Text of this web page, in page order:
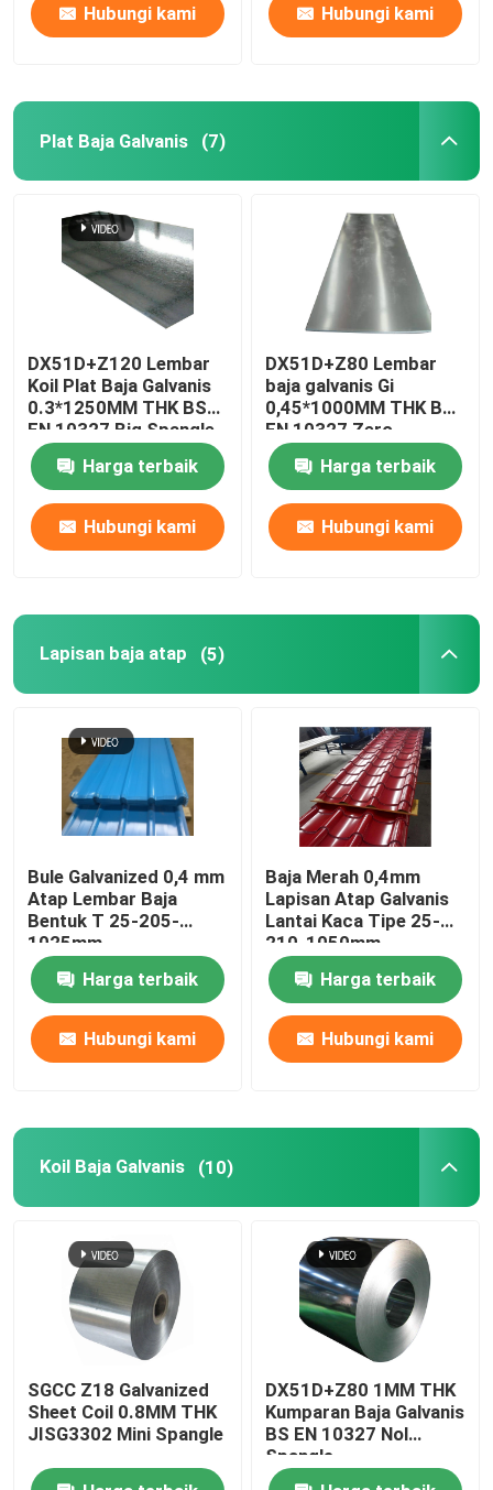
Hubungi kami Hubungi kami
Plat Baja Galvanis (7)
DX51D+Z120 Lembar
Koil Plat Baja Galvanis
0.3*1250MM THK BS
EN 10327 Big Spangle
Harga terbaik
Hubungi kami
DX51D+Z80 Lembar
baja galvanis Gi
0,45*1000MM THK BS
EN 10327 Zero
Spangle
Harga terbaik
Hubungi kami
Lapisan baja atap (5)
Bule Galvanized 0,4 mm
Atap Lembar Baja
Bentuk T 25-205-
1025mm
Harga terbaik
Hubungi kami
Baja Merah 0,4mm
Lapisan Atap Galvanis
Lantai Kaca Tipe 25-
210-1050mm
Harga terbaik
Hubungi kami
Koil Baja Galvanis (10)
SGCC Z18 Galvanized
Sheet Coil 0.8MM THK
JISG3302 Mini Spangle
DX51D+Z80 1MM THK
Kumparan Baja Galvanis
BS EN 10327 Nol
Spangle